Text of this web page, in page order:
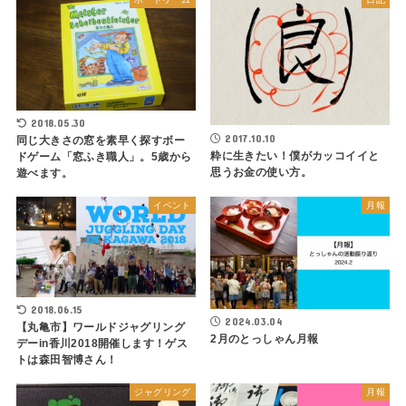
2018.05.30
同じ大きさの窓を素早く探すボー
ドゲーム「窓ふき職人」。5歳から
遊べます。
2017.10.10
粋に生きたい！僕がカッコイイと
思うお金の使い方。
イベント
2018.06.15
【丸亀市】ワールドジャグリング
デーin香川2018開催します！ゲス
トは森田智博さん！
月報
2024.03.04
2月のとっしゃん月報
ジャグリング 月報